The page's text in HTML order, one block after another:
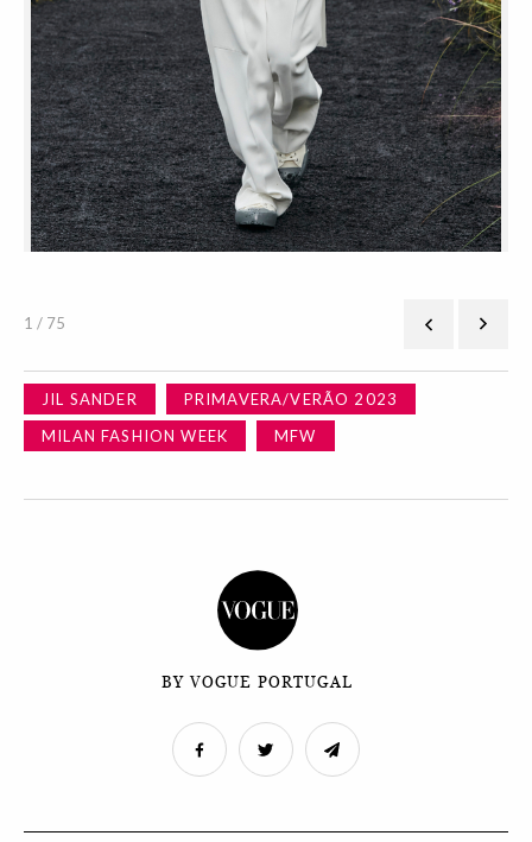
1 / 75
JIL SANDER
PRIMAVERA/VERÃO 2023
MILAN FASHION WEEK
MFW
BY VOGUE PORTUGAL